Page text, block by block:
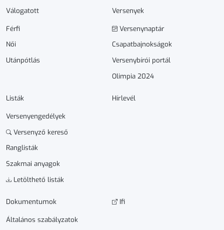
Válogatott
Férfi
Női
Utánpótlás
Versenyek
Versenynaptár
Csapatbajnokságok
Versenybírói portál
Olimpia 2024
Listák
Versenyengedélyek
Versenyző kereső
Ranglisták
Szakmai anyagok
Letölthető listák
Hírlevél
Dokumen­­tumok
Általános szabályzatok
Ifi